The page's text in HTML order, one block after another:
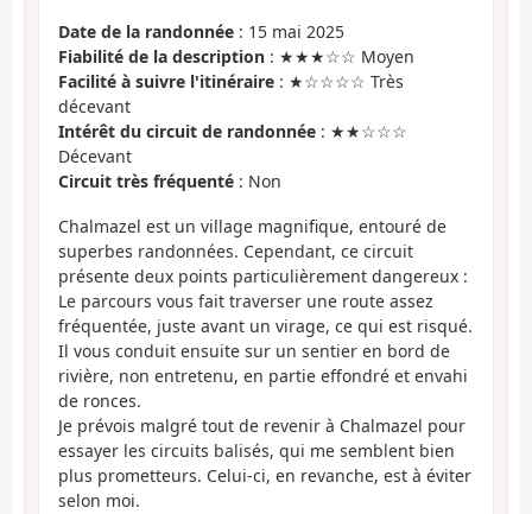
Date de la randonnée : 15 mai 2025
Fiabilité de la description : ★★★☆☆ Moyen
Facilité à suivre l'itinéraire : ★☆☆☆☆ Très
décevant
Intérêt du circuit de randonnée : ★★☆☆☆
Décevant
Circuit très fréquenté : Non
Chalmazel est un village magnifique, entouré de
superbes randonnées. Cependant, ce circuit
présente deux points particulièrement dangereux :
Le parcours vous fait traverser une route assez
fréquentée, juste avant un virage, ce qui est risqué.
Il vous conduit ensuite sur un sentier en bord de
rivière, non entretenu, en partie effondré et envahi
de ronces.
Je prévois malgré tout de revenir à Chalmazel pour
essayer les circuits balisés, qui me semblent bien
plus prometteurs. Celui-ci, en revanche, est à éviter
selon moi.